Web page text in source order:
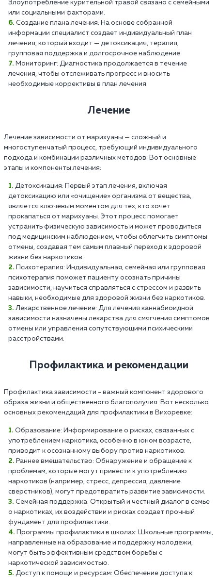
Злоупотребление курительной травой связано с семейными
или социальными факторами.
Создание плана лечения: На основе собранной
информации специалист создает индивидуальный план
лечения, который входит — детоксикация, терапия,
групповая поддержка и долгосрочное наблюдение.
Мониторинг: Диагностика продолжается в течение
лечения, чтобы отслеживать прогресс и вносить
необходимые коррективы в план лечения.
Лечение
Лечение зависимости от марихуаны — сложный и
многоступенчатый процесс, требующий индивидуального
подхода и комбинации различных методов. Вот основные
этапы и компоненты лечения:
Детоксикация: Первый этап лечения, включая
детоксикацию или «очищение» организма от вещества,
является ключевым моментом для тех, кто хочет
прокапаться от марихуаны. Этот процесс помогает
устранить физическую зависимость и может проводиться
под медицинским наблюдением, чтобы облегчить симптомы
отмены, создавая тем самым плавный переход к здоровой
жизни без наркотиков.
Психотерапия: Индивидуальная, семейная или групповая
психотерапия поможет пациенту осознать причины
зависимости, научиться справляться с стрессом и развить
навыки, необходимые для здоровой жизни без наркотиков.
Лекарственное лечение: Для лечения каннабиоидной
зависимости назначены лекарства для смягчения симптомов
отмены или управления сопутствующими психическими
расстройствами.
Профилактика и рекомендации
Профилактика зависимости - важный компонент здорового
образа жизни и общественного благополучия. Вот несколько
основных рекомендаций для профилактики в Вихоревке:
Образование: Информирование о рисках, связанных с
употреблением наркотика, особенно в юном возрасте,
приводит к осознанному выбору против наркотиков.
Раннее вмешательство: Обнаружение и обращение к
проблемам, которые могут привести к употреблению
наркотиков (например, стресс, депрессия, давление
сверстников), могут предотвратить развитие зависимости.
Семейная поддержка: Открытый и честный диалог в семье
о наркотиках, их воздействии и рисках создает прочный
фундамент для профилактики.
Программы профилактики в школах: Школьные программы,
направленные на образование и поддержку молодежи,
могут быть эффективным средством борьбы с
наркотической зависимостью.
Доступ к помощи и ресурсам: Обеспечение доступа к